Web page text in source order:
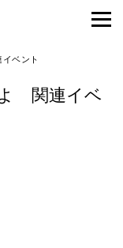
ベント
よ 関連イベ